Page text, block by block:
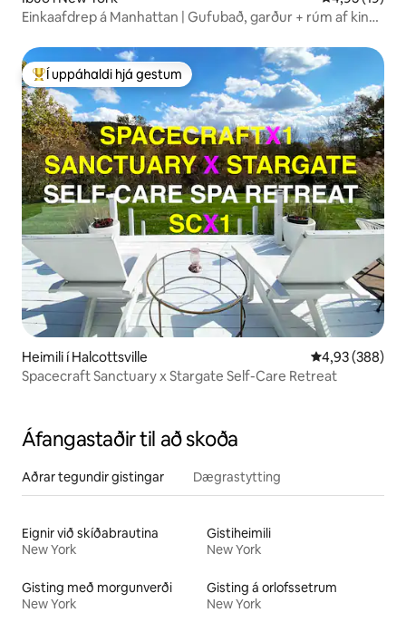
Einkaafdrep á Manhattan | Gufubað, garður + rúm af king-
Í mestu uppáhaldi hjá gestum
Í uppáhaldi hjá gestum
Heimili í Halcottsville 4,93 af 5 í
4,93 (388)
Spacecraft Sanctuary x Stargate Self-Care Retreat
Áfangastaðir til að skoða
Aðrar tegundir gistingar Dægrastytting
Eignir við skíðabrautina
New York
Gistiheimili
New York
Gisting með morgunverði
New York
Gisting á orlofssetrum
New York